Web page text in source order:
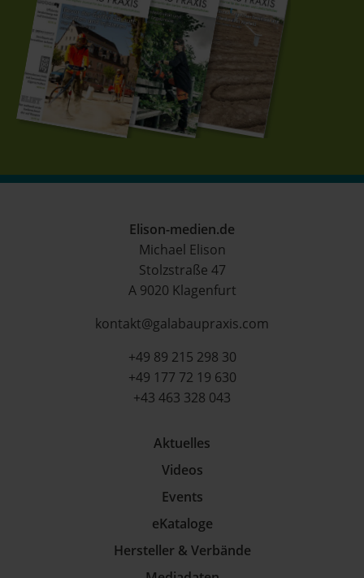
Elison-medien.de
Michael Elison
Stolzstraße 47
A 9020 Klagenfurt
kontakt@galabaupraxis.com
+49 89 215 298 30
+49 177 72 19 630
+43 463 328 043
Aktuelles
Videos
Events
eKataloge
Hersteller & Verbände